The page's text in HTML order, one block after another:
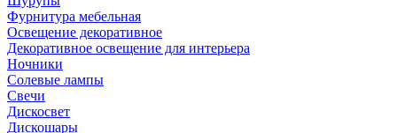
Фурнитура мебельная
Освещение декоративное
Декоративное освещение для интерьера
Ночники
Солевые лампы
Свечи
Дискосвет
Дискошары